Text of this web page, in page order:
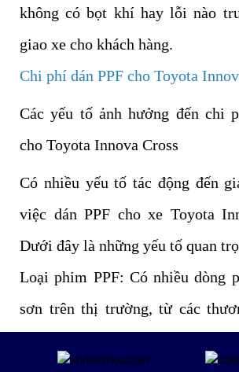
không có bọt khí hay lỗi nào
giao xe cho khách hàng.
Chi phí dán PPF cho Toyota
​Các yếu tố ảnh hưởng đến chi
cho Toyota Innova Cross
Có nhiều yếu tố tác động đến
việc dán PPF cho xe Toyota
Dưới đây là những yếu tố quan
Loại phim PPF: Có nhiều dòng
sơn trên thị trường, từ các
tiếng như 3M, Xpel, Llumar cho
Mua ngay